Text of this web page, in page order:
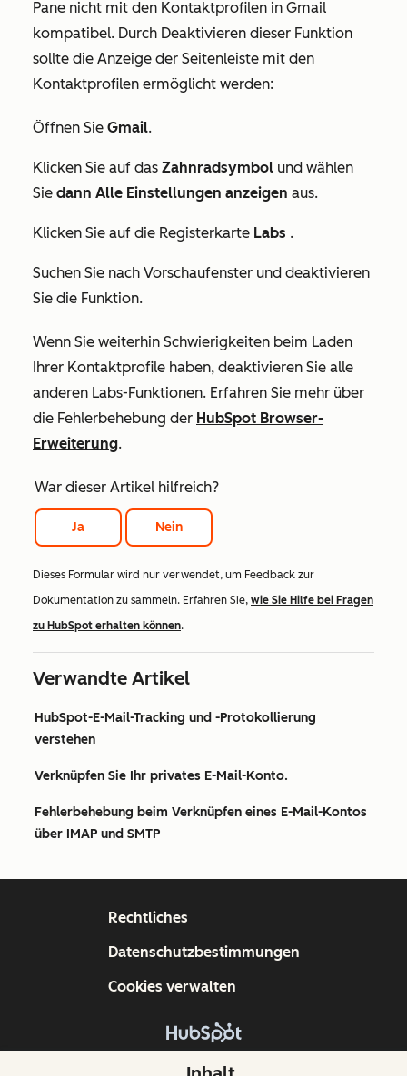
Pane nicht mit den Kontaktprofilen in Gmail
kompatibel. Durch Deaktivieren dieser Funktion
sollte die Anzeige der Seitenleiste mit den
Kontaktprofilen ermöglicht werden:
Öffnen Sie Gmail.
Klicken Sie auf das Zahnradsymbol und wählen
Sie dann Alle Einstellungen anzeigen aus.
Klicken Sie auf die Registerkarte Labs .
Suchen Sie nach Vorschaufenster und deaktivieren
Sie die Funktion.
Wenn Sie weiterhin Schwierigkeiten beim Laden
Ihrer Kontaktprofile haben, deaktivieren Sie alle
anderen Labs-Funktionen. Erfahren Sie mehr über
die Fehlerbehebung der HubSpot Browser-
Erweiterung.
War dieser Artikel hilfreich?
Ja Nein
Dieses Formular wird nur verwendet, um Feedback zur
Dokumentation zu sammeln. Erfahren Sie, wie Sie Hilfe bei Fragen
zu HubSpot erhalten können.
Verwandte Artikel
HubSpot-E-Mail-Tracking und -Protokollierung
verstehen
Verknüpfen Sie Ihr privates E-Mail-Konto.
Fehlerbehebung beim Verknüpfen eines E-Mail-Kontos
über IMAP und SMTP
Copyright © 2026 HubSpot, Inc.
Rechtliches
Datenschutzbestimmungen
Cookies verwalten